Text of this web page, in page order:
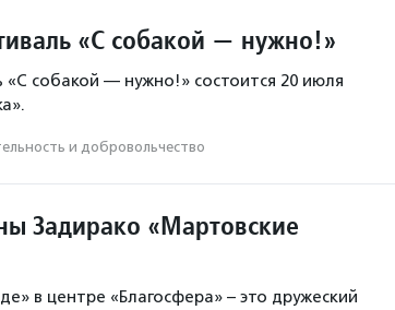
«С собакой — нужно!»
собакой — нужно!» состоится 20 июля
и доброволь­чест­во
Задирако «Мартовские
в центре «Благосфера» – это дружеский